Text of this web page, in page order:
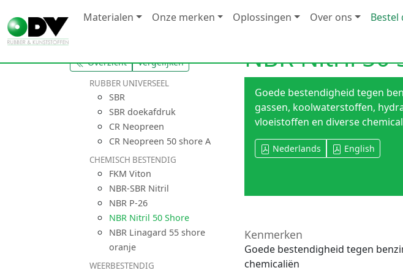
Materialen Onze merken Oplossingen Over ons
Overzicht Vergelijken
RUBBER UNIVERSEEL
SBR
SBR doekafdruk
CR Neopreen
CR Neopreen 50 shore A
CHEMISCH BESTENDIG
FKM Viton
NBR-SBR Nitril
NBR P-26
NBR Nitril 50 Shore
NBR Linagard 55 shore
oranje
WEERBESTENDIG
NBR Nitril 50
Goede bestendigheid tegen
gassen, koolwaterstoffen,
vloeistoffen en diverse
Nederlands English
Kenmerken
Goede bestendigheid tegen
chemicaliën